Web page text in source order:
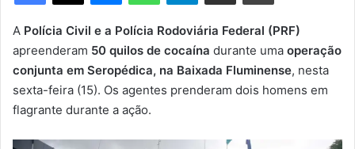
m
e
-
m
a
A Polícia Civil e a Polícia Rodoviária Federal (PRF)
apreenderam 50 quilos de cocaína durante uma operação
conjunta em Seropédica, na Baixada Fluminense, nesta
sexta-feira (15). Os agentes prenderam dois homens em
flagrante durante a ação.